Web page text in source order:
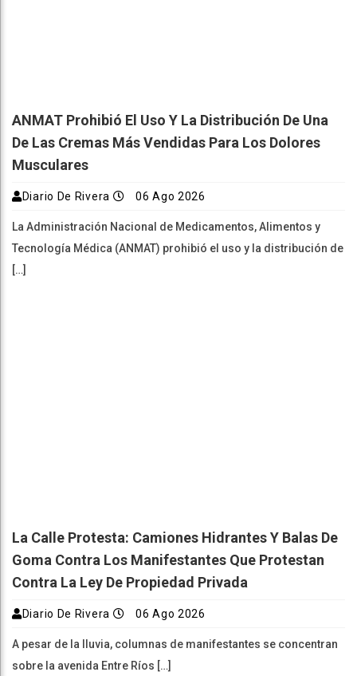
ANMAT Prohibió El Uso Y La Distribución De Una
De Las Cremas Más Vendidas Para Los Dolores
Musculares
Diario De Rivera 06 Ago 2026
La Administración Nacional de Medicamentos, Alimentos y
Tecnología Médica (ANMAT) prohibió el uso y la distribución de
[…]
La Calle Protesta: Camiones Hidrantes Y Balas De
Goma Contra Los Manifestantes Que Protestan
Contra La Ley De Propiedad Privada
Diario De Rivera 06 Ago 2026
A pesar de la lluvia, columnas de manifestantes se concentran
sobre la avenida Entre Ríos […]